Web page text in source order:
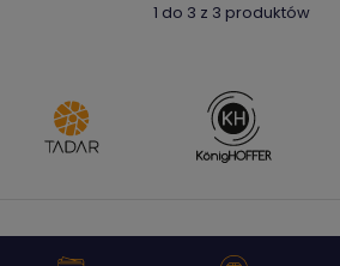
1 do 3 z 3 produktów